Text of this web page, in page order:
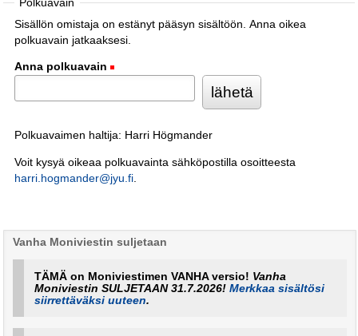
Polkuavain
Sisällön omistaja on estänyt pääsyn sisältöön. Anna oikea
polkuavain jatkaaksesi.
Anna polkuavain
Polkuavaimen haltija: Harri Högmander
Voit kysyä oikeaa polkuavainta sähköpostilla osoitteesta
harri.hogmander@jyu.fi.
Vanha Moniviestin suljetaan
TÄMÄ on Moniviestimen VANHA versio! Vanha
Moniviestin SULJETAAN 31.7.2026!Merkkaa sisältösi
siirrettäväksi uuteen.